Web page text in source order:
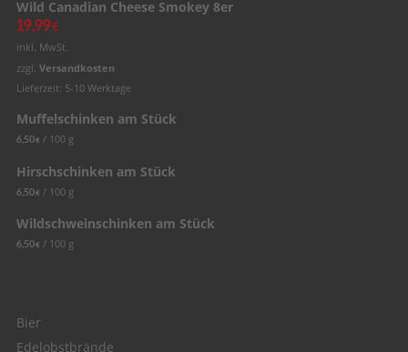
Wild Canadian Cheese Smokey 8er
19,99€
inkl. MwSt.
zzgl. Versandkosten
Lieferzeit: 5-10 Werktage
Muffelschinken am Stück
6,50€ / 100 g
Hirschschinken am Stück
6,50€ / 100 g
Wildschweinschinken am Stück
6,50€ / 100 g
Bier
Edelobstbrände